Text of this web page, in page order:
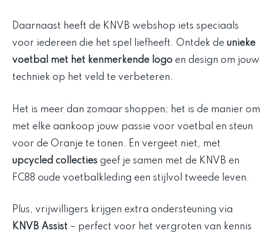
Daarnaast heeft de KNVB webshop iets speciaals
voor iedereen die het spel liefheeft. Ontdek de unieke
voetbal met het kenmerkende logo en design om jouw
techniek op het veld te verbeteren.
Het is meer dan zomaar shoppen; het is de manier om
met elke aankoop jouw passie voor voetbal en steun
voor de Oranje te tonen. En vergeet niet, met
upcycled collecties geef je samen met de KNVB en
FC88 oude voetbalkleding een stijlvol tweede leven.
Plus, vrijwilligers krijgen extra ondersteuning via
KNVB Assist – perfect voor het vergroten van kennis